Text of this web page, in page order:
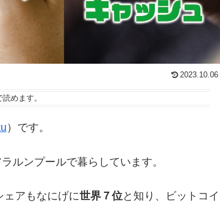
2023.10.06
読めます。
）です。
ルンプールで暮らしています。
ェアもなにげに世界７位と知り、ビットコイ